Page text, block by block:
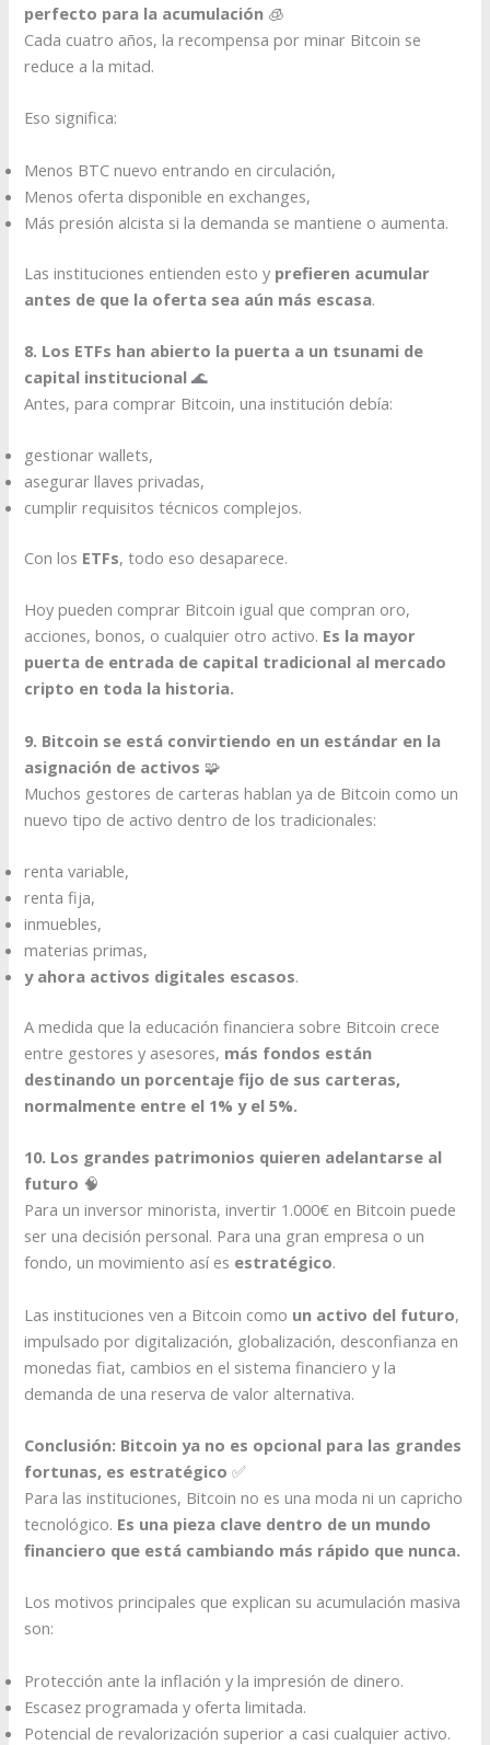
perfecto para la acumulación 🧊
Cada cuatro años, la recompensa por minar Bitcoin se
reduce a la mitad.
Eso significa:
Menos BTC nuevo entrando en circulación,
Menos oferta disponible en exchanges,
Más presión alcista si la demanda se mantiene o aumenta.
Las instituciones entienden esto y prefieren acumular
antes de que la oferta sea aún más escasa.
8. Los ETFs han abierto la puerta a un tsunami de
capital institucional 🌊
Antes, para comprar Bitcoin, una institución debía:
gestionar wallets,
asegurar llaves privadas,
cumplir requisitos técnicos complejos.
Con los ETFs, todo eso desaparece.
Hoy pueden comprar Bitcoin igual que compran oro,
acciones, bonos, o cualquier otro activo. Es la mayor
puerta de entrada de capital tradicional al mercado
cripto en toda la historia.
9. Bitcoin se está convirtiendo en un estándar en la
asignación de activos 🧩
Muchos gestores de carteras hablan ya de Bitcoin como un
nuevo tipo de activo dentro de los tradicionales:
renta variable,
renta fija,
inmuebles,
materias primas,
y ahora activos digitales escasos.
A medida que la educación financiera sobre Bitcoin crece
entre gestores y asesores, más fondos están
destinando un porcentaje fijo de sus carteras,
normalmente entre el 1% y el 5%.
10. Los grandes patrimonios quieren adelantarse al
futuro 🧠
Para un inversor minorista, invertir 1.000€ en Bitcoin puede
ser una decisión personal. Para una gran empresa o un
fondo, un movimiento así es estratégico.
Las instituciones ven a Bitcoin como un activo del futuro,
impulsado por digitalización, globalización, desconfianza en
monedas fiat, cambios en el sistema financiero y la
demanda de una reserva de valor alternativa.
Conclusión: Bitcoin ya no es opcional para las grandes
fortunas, es estratégico ✅
Para las instituciones, Bitcoin no es una moda ni un capricho
tecnológico. Es una pieza clave dentro de un mundo
financiero que está cambiando más rápido que nunca.
Los motivos principales que explican su acumulación masiva
son:
Protección ante la inflación y la impresión de dinero.
Escasez programada y oferta limitada.
Potencial de revalorización superior a casi cualquier activo.